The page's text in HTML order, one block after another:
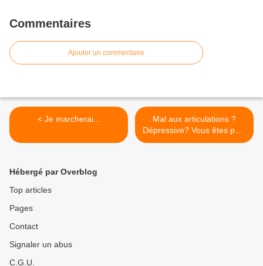
Commentaires
Ajouter un commentaire
< Je marcherai...
Mal aux articulations ?
Dépressive? Vous êtes peut
être trop acide... >
Hébergé par Overblog
Top articles
Pages
Contact
Signaler un abus
C.G.U.